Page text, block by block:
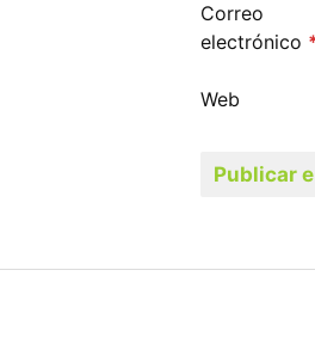
Correo
electrónico
Web